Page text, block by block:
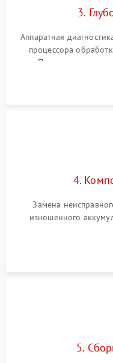
3.
Аппаратная
процессора
Проверка
интерфейсов связи.
4.
Замена
изношенного
контроллеров на
разъемов и кнопок,
5.